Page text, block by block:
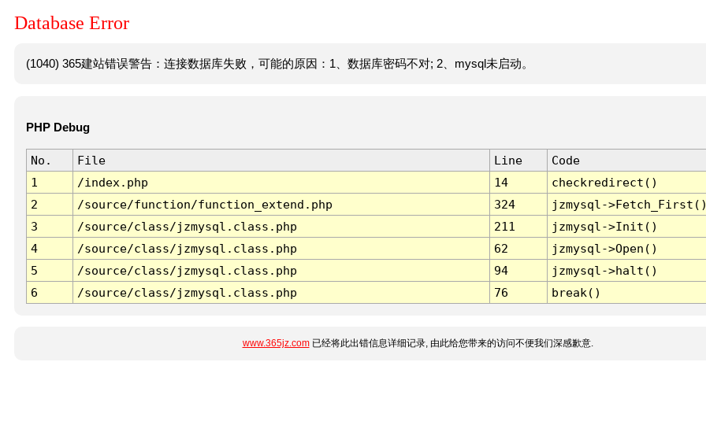
Database Error
(1040) 365建站错误警告：连接数据库失败，可能的原因：1、数据库密码不对; 2、mysql未启动。
PHP Debug
No. File Line
Code
1
/index.php 14
checkredirect()
2
/source/function/function_extend.php 324
jzmysql-
3
/source/class/jzmysql.class.php 211
jzmysql->Init()
4
/source/class/jzmysql.class.php 62
jzmysql->Open()
5
/source/class/jzmysql.class.php 94
jzmysql->halt()
6
/source/class/jzmysql.class.php 76 break()
www.365jz.com已经将此出错信息详细记录, 由此给您带来的访问不便我们深感歉意.